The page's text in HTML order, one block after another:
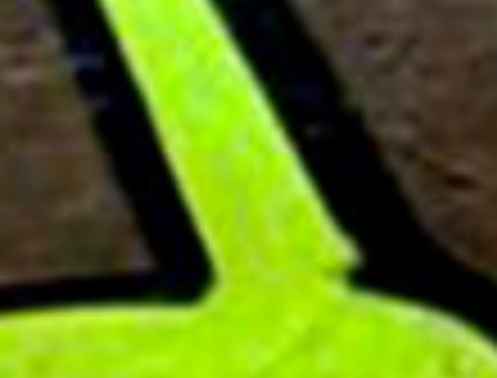
ESCÚCHANOS
CONTACTO